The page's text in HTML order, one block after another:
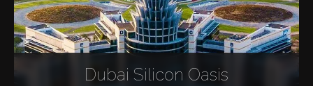
Dubai Silicon Oasis